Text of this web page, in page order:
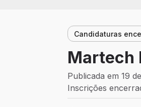
Candidaturas
Martech
Publicada em 19
Inscrições